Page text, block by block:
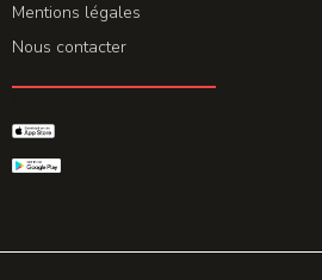
Mentions légales
Nous contacter